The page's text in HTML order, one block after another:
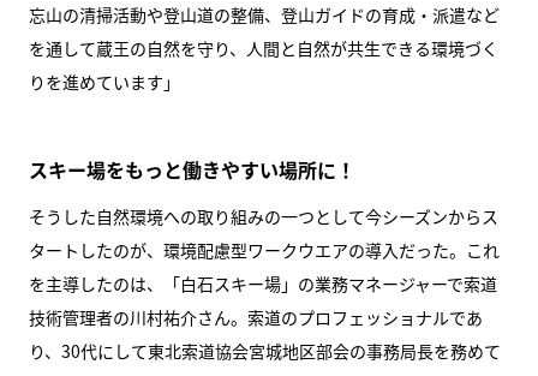
忘山の清掃活動や登山道の整備、登山ガイドの育成・派遣など
を通して蔵王の自然を守り、人間と自然が共生できる環境づく
りを進めています」
スキー場をもっと働きやすい場所に！
そうした自然環境への取り組みの一つとして今シーズンからス
タートしたのが、環境配慮型ワークウエアの導入だった。これ
を主導したのは、「白石スキー場」の業務マネージャーで索道
技術管理者の川村祐介さん。索道のプロフェッショナルであ
り、30代にして東北索道協会宮城地区部会の事務局長を務めて